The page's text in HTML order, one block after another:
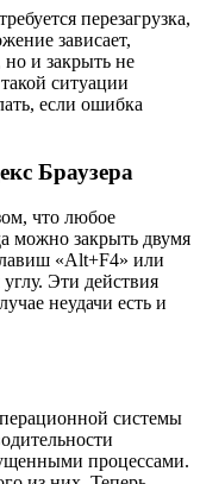
перезагрузка,
зависает,
но и закрыть не
ситуации
если ошибка
Браузера
что любое
можно закрыть двумя
«Alt+F4» или
Эти действия
неудачи есть и
системы
процессами.